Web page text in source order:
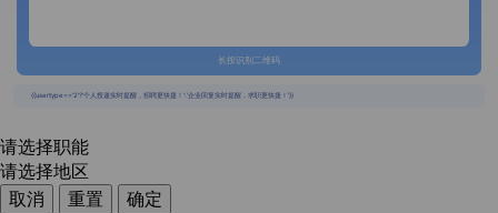
长按识别二维码
{{usertype=='2'?'个人投递实时提醒，招聘更快捷！':'企业回复实时提醒，求职更快捷！'}}
请选择职能
请选择地区
取消
重置
确定